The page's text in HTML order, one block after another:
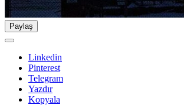
Paylaş
Linkedin
Pinterest
Telegram
Yazdır
Kopyala